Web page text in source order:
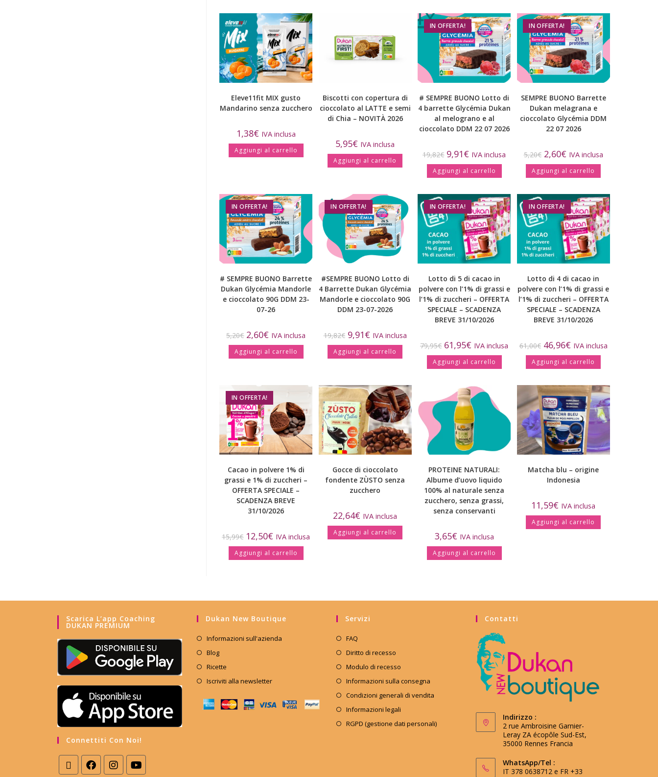
Eleve11fit MIX gusto
Mandarino senza zucchero
1,38€ IVA inclusa
Aggiungi al carrello
Biscotti con copertura di
cioccolato al LATTE e semi
di Chia – NOVITÀ 2026
5,95€ IVA inclusa
Aggiungi al carrello
IN OFFERTA!
# SEMPRE BUONO Lotto di
4 barrette Glycémia Dukan
al melograno e al
cioccolato DDM 22 07 2026
19,82€ 9,91€ IVA inclusa
Aggiungi al carrello
IN OFFERTA!
SEMPRE BUONO Barrette
Dukan melagrana e
cioccolato Glycémia DDM
22 07 2026
5,20€ 2,60€ IVA inclusa
Aggiungi al carrello
IN OFFERTA!
# SEMPRE BUONO Barrette
Dukan Glycémia Mandorle
e cioccolato 90G DDM 23-
07-26
5,20€ 2,60€ IVA inclusa
Aggiungi al carrello
IN OFFERTA!
#SEMPRE BUONO Lotto di
4 Barrette Dukan Glycémia
Mandorle e cioccolato 90G
DDM 23-07-2026
19,82€ 9,91€ IVA inclusa
Aggiungi al carrello
IN OFFERTA!
Lotto di 5 di cacao in
polvere con l’1% di grassi e
l’1% di zuccheri – OFFERTA
SPECIALE – SCADENZA
BREVE 31/10/2026
79,95€ 61,95€ IVA inclusa
Aggiungi al carrello
IN OFFERTA!
Lotto di 4 di cacao in
polvere con l’1% di grassi e
l’1% di zuccheri – OFFERTA
SPECIALE – SCADENZA
BREVE 31/10/2026
61,00€ 46,96€ IVA inclusa
Aggiungi al carrello
IN OFFERTA!
Cacao in polvere 1% di
grassi e 1% di zuccheri –
OFFERTA SPECIALE –
SCADENZA BREVE
31/10/2026
15,99€ 12,50€ IVA inclusa
Aggiungi al carrello
Gocce di cioccolato
fondente ZÙSTO senza
zucchero
22,64€ IVA inclusa
Aggiungi al carrello
PROTEINE NATURALI:
Albume d’uovo liquido
100% al naturale senza
zucchero, senza grassi,
senza conservanti
3,65€ IVA inclusa
Aggiungi al carrello
Matcha blu – origine
Indonesia
11,59€ IVA inclusa
Aggiungi al carrello
Scarica L’app Coaching
DUKAN PREMIUM
Connettiti Con Noi!
Dukan New Boutique
Informazioni sull'azienda
Blog
Ricette
Iscriviti alla newsletter
Servizi
FAQ
Diritto di recesso
Modulo di recesso
Informazioni sulla consegna
Condizioni generali di vendita
Informazioni legali
RGPD (gestione dati personali)
Contatti
Indirizzo :
2 rue Ambroisine Garnier-
Leray ZA écopôle Sud-Est,
35000 Rennes Francia
WhatsApp/Tel :
IT 378 0638712 e FR +33